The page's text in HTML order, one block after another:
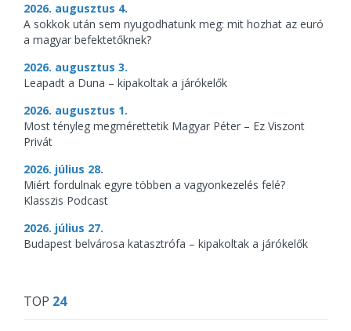
2026. augusztus 4.
A sokkok után sem nyugodhatunk meg: mit hozhat az euró
a magyar befektetőknek?
2026. augusztus 3.
Leapadt a Duna – kipakoltak a járókelők
2026. augusztus 1.
Most tényleg megmérettetik Magyar Péter – Ez Viszont
Privát
2026. július 28.
Miért fordulnak egyre többen a vagyonkezelés felé?
Klasszis Podcast
2026. július 27.
Budapest belvárosa katasztrófa – kipakoltak a járókelők
TOP 24